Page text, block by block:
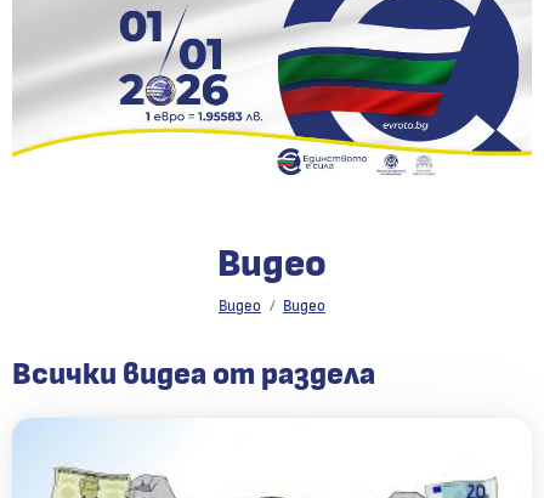
Видео
Видео Видео
Видео
Всички видеа от раздела